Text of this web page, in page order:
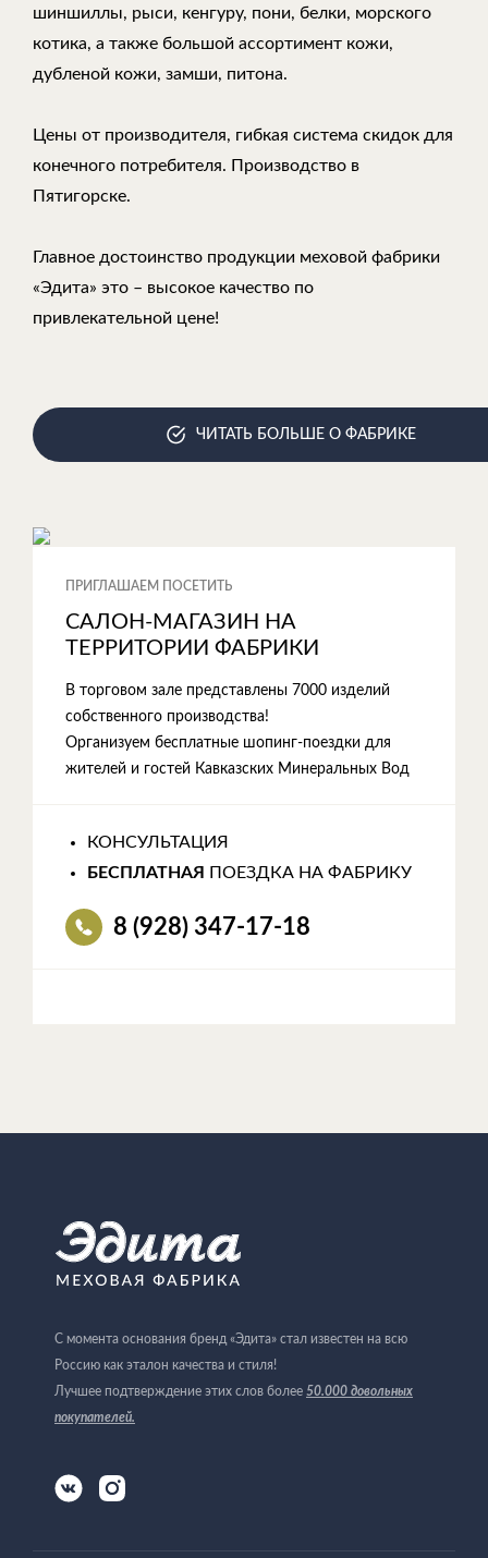
шиншиллы, рыси, кенгуру, пони, белки, морского
котика, а также большой ассортимент кожи,
дубленой кожи, замши, питона.
Цены от производителя, гибкая система скидок для
конечного потребителя. Производство в
Пятигорске.
Главное достоинство продукции меховой фабрики
«Эдита» это – высокое качество по
привлекательной цене!
ЧИТАТЬ БОЛЬШЕ О ФАБРИКЕ
ПРИГЛАШАЕМ ПОСЕТИТЬ
САЛОН-МАГАЗИН НА
ТЕРРИТОРИИ ФАБРИКИ
В торговом зале представлены 7000 изделий
собственного производства!
Организуем бесплатные шопинг-поездки для
жителей и гостей Кавказских Минеральных Вод
КОНСУЛЬТАЦИЯ
БЕСПЛАТНАЯ ПОЕЗДКА НА ФАБРИКУ
8 (928) 347-17-18
С момента основания бренд «Эдита» стал известен на всю
Россию как эталон качества и стиля!
Лучшее подтверждение этих слов более 50.000 довольных
покупателей.